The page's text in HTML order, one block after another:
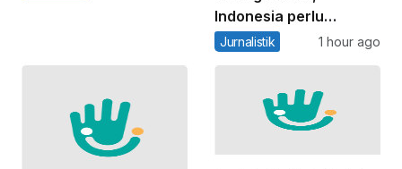
Indonesia perlu
perkuat basis sains
Jurnalistik 1 hour ago